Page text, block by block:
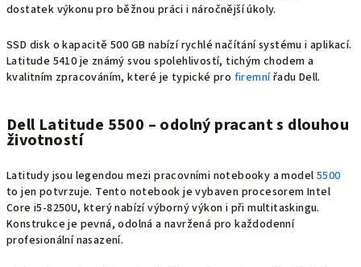
dostatek výkonu pro běžnou práci i náročnější úkoly.
SSD disk o kapacitě 500 GB nabízí rychlé načítání systému i aplikací.
Latitude 5410 je známý svou spolehlivostí, tichým chodem a
kvalitním zpracováním, které je typické pro firemnířadu Dell.
Dell Latitude 5500 – odolný pracant s dlouhou
životností
Latitudy jsou legendou mezi pracovními notebooky a model 5500
to jen potvrzuje. Tento notebook je vybaven procesorem Intel
Core i5‑8250U, který nabízí výborný výkon i při multitaskingu.
Konstrukce je pevná, odolná a navržená pro každodenní
profesionální nasazení.